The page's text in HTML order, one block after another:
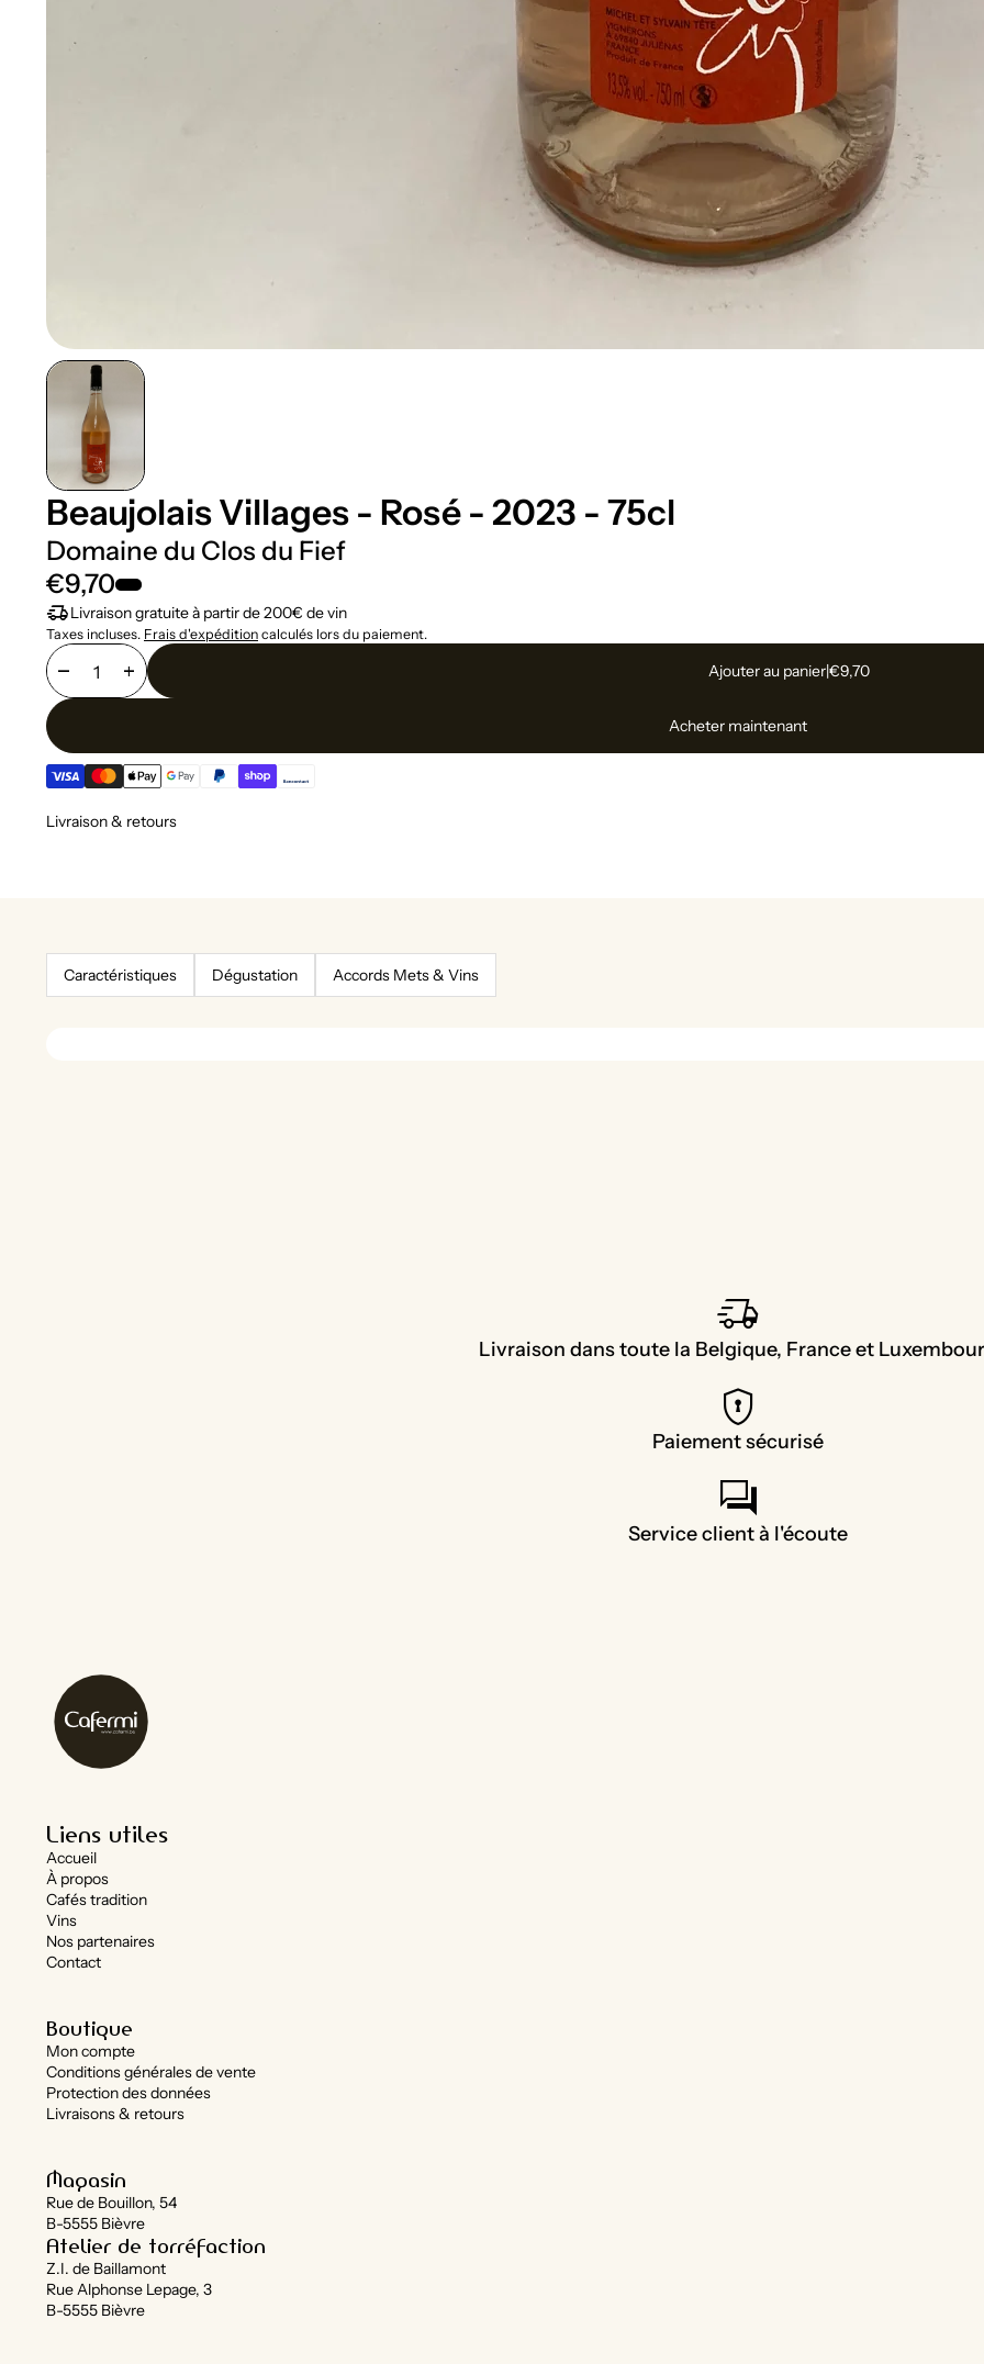
Beaujolais Villages - Rosé - 2023 - 75cl
Domaine du Clos du Fief
€9,70
delivery_truck_speedLivraison gratuite à partir de 200€ de vin
Taxes incluses. Frais d'expédition calculés lors du paiement.
remove add Ajouter au panier|€9,70
Acheter maintenant
Livraison & retours
Caractéristiques Dégustation Accords Mets & Vins
delivery_truck_speed
Livraison dans toute la Belgique, France et
encrypted
Paiement sécurisé
forum
Service client à l'écoute
Liens utiles
Accueil
À propos
Cafés tradition
Vins
Nos partenaires
Contact
Boutique
Mon compte
Conditions générales de vente
Protection des données
Livraisons & retours
Magasin
Rue de Bouillon, 54
B-5555 Bièvre
Atelier de torréfaction
Z.I. de Baillamont
Rue Alphonse Lepage, 3
B-5555 Bièvre